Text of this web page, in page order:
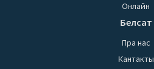
Онлайн
Белсат
Пра нас
Кантакты